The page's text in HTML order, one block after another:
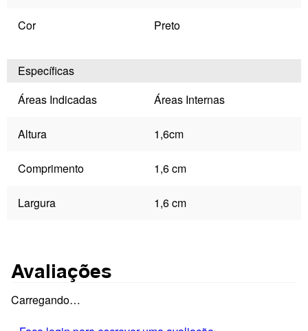
Cor Preto
Específicas
Áreas Indicadas
Áreas Internas
Altura 1,6cm
Comprimento 1,6 cm
Largura 1,6 cm
Avaliações
Carregando…